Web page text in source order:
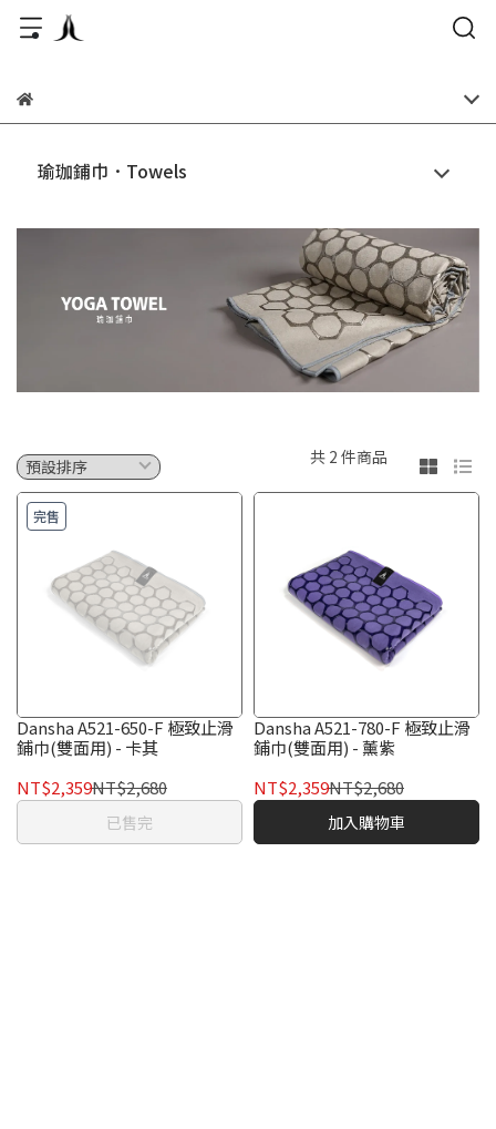
瑜珈鋪巾．Towels
共 2 件商品
完售
Dansha A521-650-F 極致止滑
鋪巾(雙面用) - 卡其
NT$2,359NT$2,680
已售完
Dansha A521-780-F 極致止滑
鋪巾(雙面用) - 薰紫
NT$2,359NT$2,680
加入購物車